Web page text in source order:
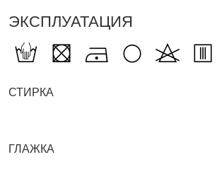
ЭКСПЛУАТАЦИЯ
СТИРКА
ГЛАЖКА